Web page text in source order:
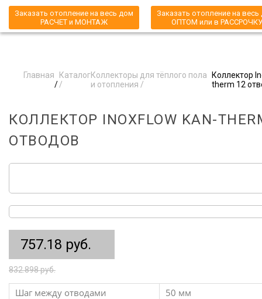
Заказать отопление на весь дом
РАСЧЕТ и МОНТАЖ
Заказать отопление на
ОПТОМ или в РАССРОЧКУ
Главная
/
Каталог
/
Коллекторы для тёплого пола
и отопления /
Коллектор
therm 12
КОЛЛЕКТОР INOXFLOW KAN-
ОТВОДОВ
757.18 руб.
832.898 руб.
Шаг между отводами
50 мм